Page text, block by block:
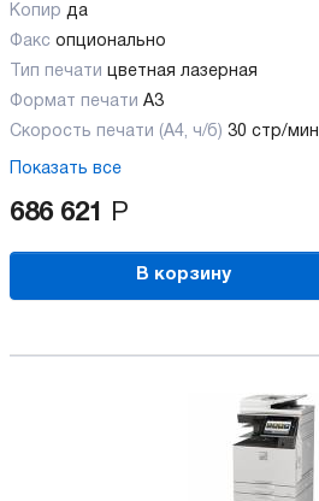
Копир да
Факс опционально
Тип печати цветная лазерная
Формат печати A3
Скорость печати (А4, ч/б) 30 стр/мин
Показать все
686 621 Р
В корзину